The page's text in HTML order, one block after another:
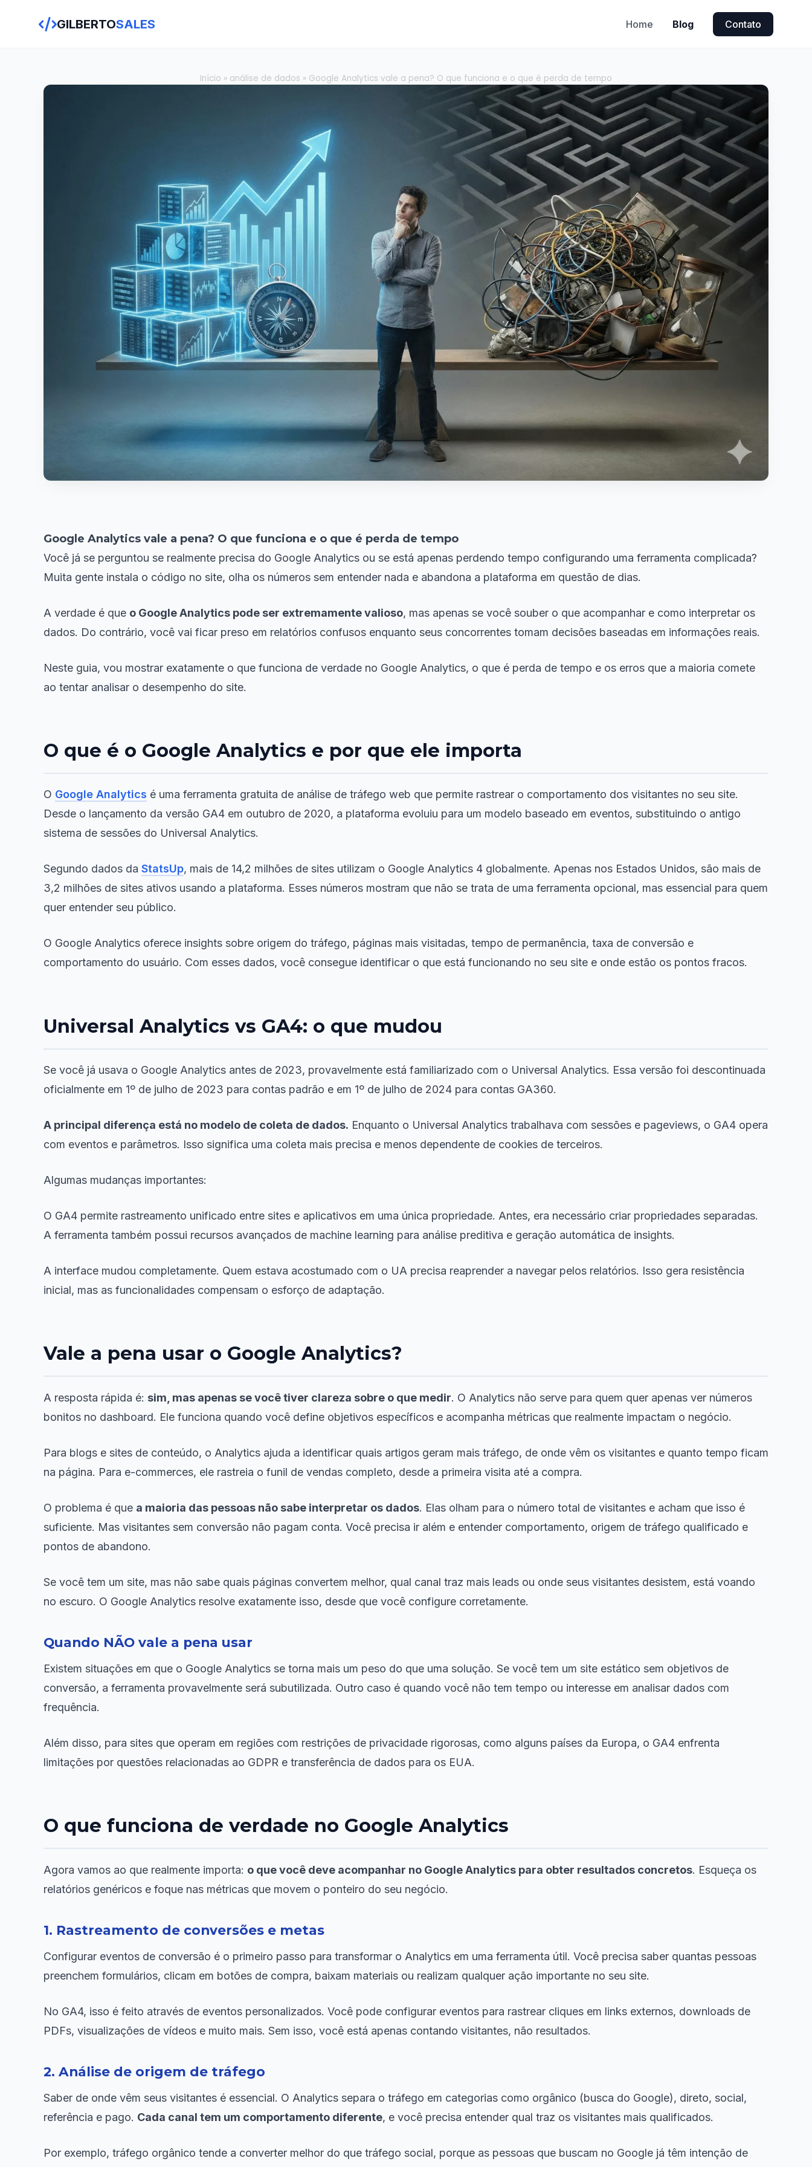
GILBERTOSALES Home Blog Contato
Início » análise de dados » Google Analytics vale a pena? O que funciona e o que é perda de tempo
Google Analytics vale a pena? O que funciona e o que é perda de tempo
Você já se perguntou se realmente precisa do Google Analytics ou se está apenas perdendo tempo configurando uma ferramenta complicada?
Muita gente instala o código no site, olha os números sem entender nada e abandona a plataforma em questão de dias.
A verdade é que o Google Analytics pode ser extremamente valioso, mas apenas se você souber o que acompanhar e como interpretar os
dados. Do contrário, você vai ficar preso em relatórios confusos enquanto seus concorrentes tomam decisões baseadas em informações reais.
Neste guia, vou mostrar exatamente o que funciona de verdade no Google Analytics, o que é perda de tempo e os erros que a maioria comete
ao tentar analisar o desempenho do site.
O que é o Google Analytics e por que ele importa
O Google Analytics é uma ferramenta gratuita de análise de tráfego web que permite rastrear o comportamento dos visitantes no seu site.
Desde o lançamento da versão GA4 em outubro de 2020, a plataforma evoluiu para um modelo baseado em eventos, substituindo o antigo
sistema de sessões do Universal Analytics.
Segundo dados da StatsUp, mais de 14,2 milhões de sites utilizam o Google Analytics 4 globalmente. Apenas nos Estados Unidos, são mais de
3,2 milhões de sites ativos usando a plataforma. Esses números mostram que não se trata de uma ferramenta opcional, mas essencial para quem
quer entender seu público.
O Google Analytics oferece insights sobre origem do tráfego, páginas mais visitadas, tempo de permanência, taxa de conversão e
comportamento do usuário. Com esses dados, você consegue identificar o que está funcionando no seu site e onde estão os pontos fracos.
Universal Analytics vs GA4: o que mudou
Se você já usava o Google Analytics antes de 2023, provavelmente está familiarizado com o Universal Analytics. Essa versão foi descontinuada
oficialmente em 1º de julho de 2023 para contas padrão e em 1º de julho de 2024 para contas GA360.
A principal diferença está no modelo de coleta de dados. Enquanto o Universal Analytics trabalhava com sessões e pageviews, o GA4 opera
com eventos e parâmetros. Isso significa uma coleta mais precisa e menos dependente de cookies de terceiros.
Algumas mudanças importantes:
O GA4 permite rastreamento unificado entre sites e aplicativos em uma única propriedade. Antes, era necessário criar propriedades separadas.
A ferramenta também possui recursos avançados de machine learning para análise preditiva e geração automática de insights.
A interface mudou completamente. Quem estava acostumado com o UA precisa reaprender a navegar pelos relatórios. Isso gera resistência
inicial, mas as funcionalidades compensam o esforço de adaptação.
Vale a pena usar o Google Analytics?
A resposta rápida é: sim, mas apenas se você tiver clareza sobre o que medir. O Analytics não serve para quem quer apenas ver números
bonitos no dashboard. Ele funciona quando você define objetivos específicos e acompanha métricas que realmente impactam o negócio.
Para blogs e sites de conteúdo, o Analytics ajuda a identificar quais artigos geram mais tráfego, de onde vêm os visitantes e quanto tempo ficam
na página. Para e-commerces, ele rastreia o funil de vendas completo, desde a primeira visita até a compra.
O problema é que a maioria das pessoas não sabe interpretar os dados. Elas olham para o número total de visitantes e acham que isso é
suficiente. Mas visitantes sem conversão não pagam conta. Você precisa ir além e entender comportamento, origem de tráfego qualificado e
pontos de abandono.
Se você tem um site, mas não sabe quais páginas convertem melhor, qual canal traz mais leads ou onde seus visitantes desistem, está voando
no escuro. O Google Analytics resolve exatamente isso, desde que você configure corretamente.
Quando NÃO vale a pena usar
Existem situações em que o Google Analytics se torna mais um peso do que uma solução. Se você tem um site estático sem objetivos de
conversão, a ferramenta provavelmente será subutilizada. Outro caso é quando você não tem tempo ou interesse em analisar dados com
frequência.
Além disso, para sites que operam em regiões com restrições de privacidade rigorosas, como alguns países da Europa, o GA4 enfrenta
limitações por questões relacionadas ao GDPR e transferência de dados para os EUA.
O que funciona de verdade no Google Analytics
Agora vamos ao que realmente importa: o que você deve acompanhar no Google Analytics para obter resultados concretos. Esqueça os
relatórios genéricos e foque nas métricas que movem o ponteiro do seu negócio.
1. Rastreamento de conversões e metas
Configurar eventos de conversão é o primeiro passo para transformar o Analytics em uma ferramenta útil. Você precisa saber quantas pessoas
preenchem formulários, clicam em botões de compra, baixam materiais ou realizam qualquer ação importante no seu site.
No GA4, isso é feito através de eventos personalizados. Você pode configurar eventos para rastrear cliques em links externos, downloads de
PDFs, visualizações de vídeos e muito mais. Sem isso, você está apenas contando visitantes, não resultados.
2. Análise de origem de tráfego
Saber de onde vêm seus visitantes é essencial. O Analytics separa o tráfego em categorias como orgânico (busca do Google), direto, social,
referência e pago. Cada canal tem um comportamento diferente, e você precisa entender qual traz os visitantes mais qualificados.
Por exemplo, tráfego orgânico tende a converter melhor do que tráfego social, porque as pessoas que buscam no Google já têm intenção de